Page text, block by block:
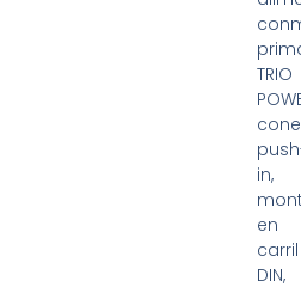
TRIO
in,
en
carril
DIN,